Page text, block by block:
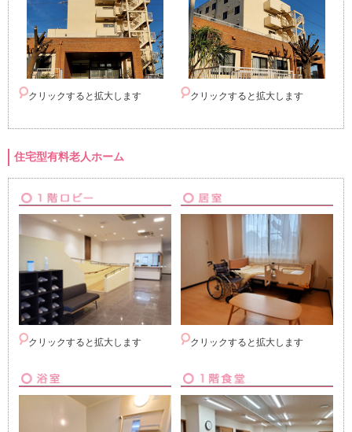
クリックすると拡大します クリックすると拡大します
住宅型有料老人ホーム
クリックすると拡大します クリックすると拡大します